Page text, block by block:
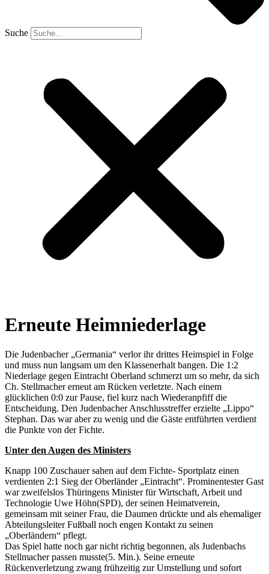
Suche
Erneute Heimniederlage
Die Judenbacher „Germania“ verlor ihr drittes Heimspiel in Folge
und muss nun langsam um den Klassenerhalt bangen. Die 1:2
Niederlage gegen Eintracht Oberland schmerzt um so mehr, da sich
Ch. Stellmacher erneut am Rücken verletzte. Nach einem
glücklichen 0:0 zur Pause, fiel kurz nach Wiederanpfiff die
Entscheidung. Den Judenbacher Anschlusstreffer erzielte „Lippo“
Stephan. Das war aber zu wenig und die Gäste entführten verdient
die Punkte von der Fichte.
Unter den Augen des Ministers
Knapp 100 Zuschauer sahen auf dem Fichte- Sportplatz einen
verdienten 2:1 Sieg der Oberländer „Eintracht“. Prominentester Gast
war zweifelslos Thüringens Minister für Wirtschaft, Arbeit und
Technologie Uwe Höhn(SPD), der seinen Heimatverein,
gemeinsam mit seiner Frau, die Daumen drückte und als ehemaliger
Abteilungsleiter Fußball noch engen Kontakt zu seinen
„Oberländern“ pflegt.
Das Spiel hatte noch gar nicht richtig begonnen, als Judenbachs
Stellmacher passen musste(5. Min.). Seine erneute
Rückenverletzung zwang frühzeitig zur Umstellung und sofort